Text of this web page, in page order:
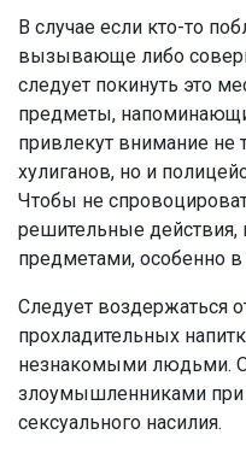
В случае если кто-то
вызывающе либо
следует покинуть это
предметы,
привлекут внимание не
хулиганов, но и
Чтобы не
решительные действия,
предметами, особенно
Следует воздержаться
прохладительных
незнакомыми людьми.
злоумышленниками при
сексуального насилия.